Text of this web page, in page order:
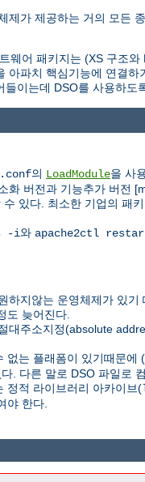
가 제공하는 거의 모든
웨어 패키지는 (XS 구조
파치 핵심기능에 연결
이는데 DSO를 사용하도
의 LoadModule을 사
화 버전과 기능추가 버전
있다. 최소한 기업의 패
-i와 apache2ctl
지않는 운영체제가 있
도 늦어진다.
주소지정(absolute
없는 플래폼이 있기때문에
. 다른 말로 DSO 파일로
정적 라이브러리 아카이브(
야 한다.